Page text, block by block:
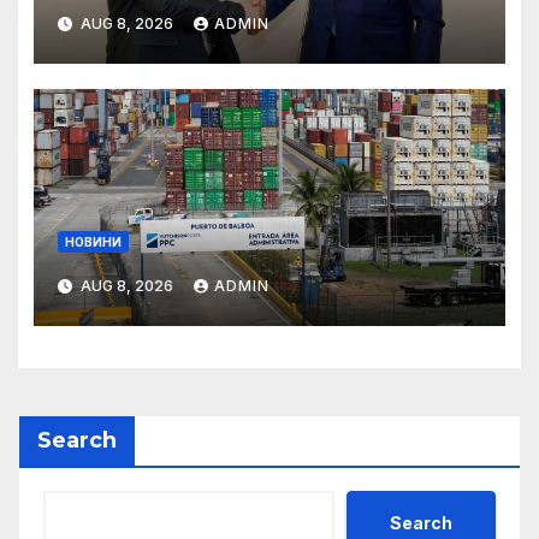
AUG 8, 2026 ADMIN
НОВИНИ
AUG 8, 2026 ADMIN
Search
Search